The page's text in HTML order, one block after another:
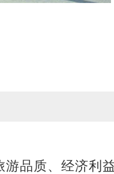
品质、经济利